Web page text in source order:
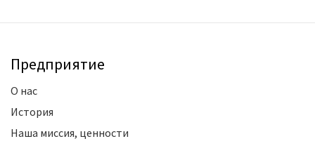
Предприятие
О нас
История
Наша миссия, ценности